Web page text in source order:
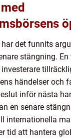
det funnits
stängning. En
händelser och
inför nästa
en senare
internationella
tid att hantera